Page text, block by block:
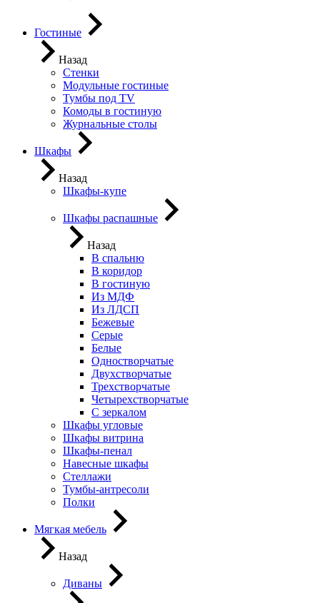
Гостиные
Назад
Стенки
Модульные гостиные
Тумбы под ТV
Комоды в гостиную
Журнальные столы
Шкафы
Назад
Шкафы-купе
Шкафы распашные
Назад
В спальню
В коридор
В гостиную
Из МДФ
Из ЛДСП
Бежевые
Серые
Белые
Одностворчатые
Двухстворчатые
Трехстворчатые
Четырехстворчатые
С зеркалом
Шкафы угловые
Шкафы витрина
Шкафы-пенал
Навесные шкафы
Стеллажи
Тумбы-антресоли
Полки
Мягкая мебель
Назад
Диваны